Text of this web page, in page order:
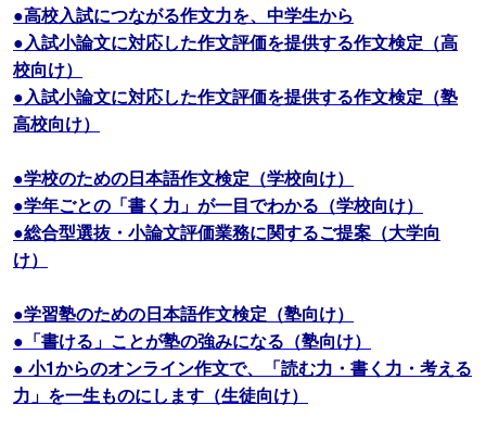
●高校入試につながる作文力を、中学生から
●入試小論文に対応した作文評価を提供する作文検定（高
校向け）
●入試小論文に対応した作文評価を提供する作文検定（塾
高校向け）
●学校のための日本語作文検定（学校向け）
●学年ごとの「書く力」が一目でわかる（学校向け）
●総合型選抜・小論文評価業務に関するご提案（大学向
け）
●学習塾のための日本語作文検定（塾向け）
●「書ける」ことが塾の強みになる（塾向け）
● 小1からのオンライン作文で、「読む力・書く力・考える
力」を一生ものにします（生徒向け）